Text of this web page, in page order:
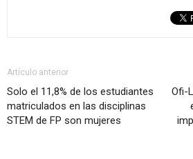
Artículo anterior
Solo el 11,8% de los estudiantes
matriculados en las disciplinas
STEM de FP son mujeres
Ofi-